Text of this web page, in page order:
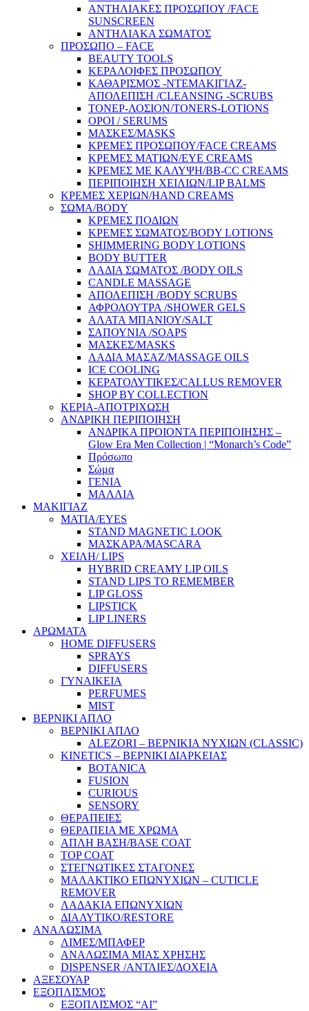
ΑΝΤΗΛΙΑΚΕΣ ΠΡΟΣΩΠΟΥ /FACE
SUNSCREEN
ΑΝΤΗΛΙΑΚΑ ΣΩΜΑΤΟΣ
ΠΡΟΣΩΠΟ – FACE
BEAUTY TOOLS
ΚΕΡΑΛΟΙΦΕΣ ΠΡΟΣΩΠΟΥ
ΚΑΘΑΡΙΣΜΟΣ -ΝΤΕΜΑΚΙΓΙΑΖ-
ΑΠΟΛΕΠΙΣΗ /CLEANSING -SCRUBS
ΤΟΝΕΡ-ΛΟΣΙΟΝ/TONERS-LOTIONS
ΟΡΟΙ / SERUMS
ΜΑΣΚΕΣ/MASKS
ΚΡΕΜΕΣ ΠΡΟΣΩΠΟΥ/FACE CREAMS
ΚΡΕΜΕΣ ΜΑΤΙΩΝ/EYE CREAMS
ΚΡΕΜΕΣ ΜΕ ΚΑΛΥΨΗ/BB-CC CREAMS
ΠΕΡΙΠΟΙΗΣΗ ΧΕΙΛΙΩΝ/LIP BALMS
ΚΡΕΜΕΣ ΧΕΡΙΩΝ/HAND CREAMS
ΣΩΜΑ/BODY
ΚΡΕΜΕΣ ΠΟΔΙΩΝ
ΚΡΕΜΕΣ ΣΩΜΑΤΟΣ/BODY LOTIONS
SHIMMERING BODY LOTIONS
BODY BUTTER
ΛΑΔΙΑ ΣΩΜΑΤΟΣ /BODY OILS
CANDLE MASSAGE
ΑΠΟΛΕΠΙΣΗ /BODY SCRUBS
ΑΦΡΟΛΟΥΤΡΑ /SHOWER GELS
ΑΛΑΤΑ ΜΠΑΝΙΟΥ/SALT
ΣΑΠΟΥΝΙΑ /SOAPS
ΜΑΣΚΕΣ/MASKS
ΛΑΔΙΑ ΜΑΣΑΖ/MASSAGE OILS
ICE COOLING
ΚΕΡΑΤΟΛΥΤΙΚΕΣ/CALLUS REMOVER
SHOP BY COLLECTION
ΚΕΡΙΑ-ΑΠΟΤΡΙΧΩΣΗ
ΑΝΔΡΙΚΗ ΠΕΡΙΠΟΙΗΣΗ
ΑΝΔΡΙΚΑ ΠΡΟΙΟΝΤΑ ΠΕΡΙΠΟΙΗΣΗΣ –
Glow Era Men Collection | “Monarch’s Code”
Πρόσωπο
Σώμα
ΓΕΝΙΑ
ΜΑΛΛΙΑ
ΜΑΚΙΓΙΑΖ
ΜΑΤΙΑ/EYES
STAND MAGNETIC LOOK
ΜΑΣΚΑΡΑ/MASCARA
ΧΕΙΛΗ/ LIPS
HYBRID CREAMY LIP OILS
STAND LIPS TO REMEMBER
LIP GLOSS
LIPSTICK
LIP LINERS
ΑΡΩΜΑΤΑ
HOME DIFFUSERS
SPRAYS
DIFFUSERS
ΓΥΝΑΙΚΕΙΑ
PERFUMES
MIST
ΒΕΡΝΙΚΙ ΑΠΛΟ
ΒΕΡΝΙΚΙ ΑΠΛΟ
ALEZORI – ΒΕΡΝΙΚΙΑ ΝΥΧΙΩΝ (CLASSIC)
KINETICS – ΒΕΡΝΙΚΙ ΔΙΑΡΚΕΙΑΣ
BOTANICA
FUSION
CURIOUS
SENSORY
ΘΕΡΑΠΕΙΕΣ
ΘΕΡΑΠΕΙΑ ΜΕ ΧΡΩΜΑ
ΑΠΛΗ ΒΑΣΗ/BASE COAT
TOP COAT
ΣΤΕΓΝΩΤΙΚΕΣ ΣΤΑΓΟΝΕΣ
ΜΑΛΑΚΤΙΚΟ ΕΠΩΝΥΧΙΩΝ – CUTICLE
REMOVER
ΛΑΔΑΚΙΑ ΕΠΩΝΥΧΙΩΝ
ΔΙΑΛΥΤΙΚΟ/RESTORE
ΑΝΑΛΩΣΙΜΑ
ΛΙΜΕΣ/ΜΠΑΦΕΡ
ΑΝΑΛΩΣΙΜΑ ΜΙΑΣ ΧΡΗΣΗΣ
DISPENSER /ΑΝΤΛΙΕΣ/ΔΟΧΕΙΑ
ΑΞΕΣΟΥΑΡ
ΕΞΟΠΛΙΣΜΟΣ
ΕΞΟΠΛΙΣΜΟΣ “AI”